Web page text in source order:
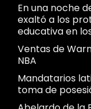
En una noche
exaltó a los
educativa en
Ventas de
NBA
Mandatarios
toma de